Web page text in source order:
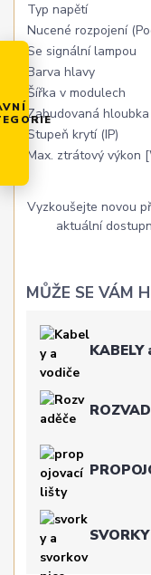
Typ napětí
Nucené rozpojení
Se signální lampou
Barva hlavy
Šířka v modulech
Zabudovaná
Stupeň krytí (IP)
Max. ztrátový výkon
Vyzkoušejte novou
aktuální
MŮŽE SE VÁM
KABELY
SVORKY